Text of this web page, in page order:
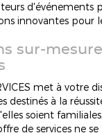
d'événements
innovantes pour
sur-
met à votre
destinés à la
soient
de services ne